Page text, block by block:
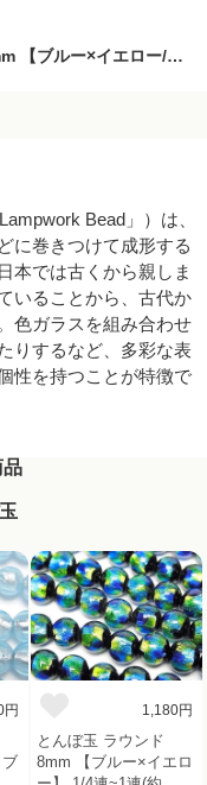
蓄光タイプ】 1/4連~1連(約34cm)
Bead」）は、
に巻きつけて成形する
本では古くから親しま
いることから、古代か
色ガラスを組み合わせ
りするなど、多彩な表
性を持つことが特徴で
品
円 1,180円
とんぼ玉 ラウンド
8mm 【ブルー×イエロ